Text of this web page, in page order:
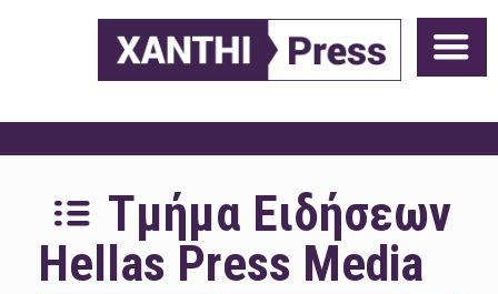
Τμήμα Ειδήσεων
Hellas Press Media